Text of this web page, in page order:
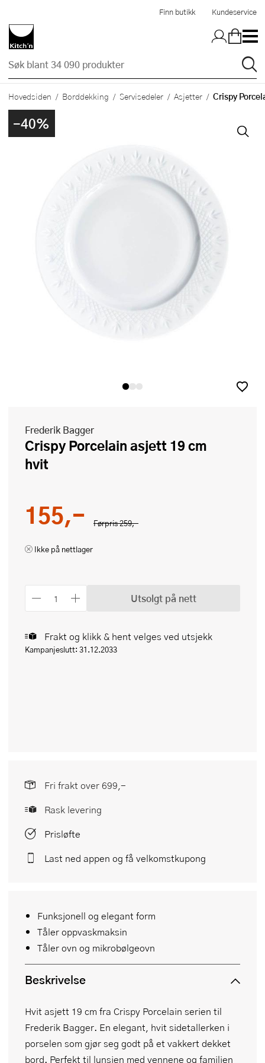
Finn butikk Kundeservice
Hovedsiden Borddekking Servisedeler Asjetter Crispy
-40%
Frederik Bagger
Crispy Porcelain asjett 19 cm
hvit
Førpris259,-
155,-
Ikke på nettlager
Utsolgt på nett
Frakt og klikk & hent velges ved utsjekk
Kampanjeslutt: 31.12.2033
Funksjonell og elegant form
Tåler oppvaskmaksin
Tåler ovn og mikrobølgeovn
Beskrivelse
Hvit asjett 19 cm fra Crispy Porcelain serien til
Frederik Bagger. En elegant, hvit sidetallerken i
porselen som gjør seg godt på et vakkert dekket
bord. Perfekt til lunsjen med vennene og familien
Fri frakt over 699,-
Rask levering
Prisløfte
Last ned appen og få velkomstkupong